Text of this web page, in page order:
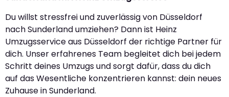
Du willst stressfrei und zuverlässig von Düsseldorf
nach Sunderland umziehen? Dann ist Heinz
Umzugsservice aus Düsseldorf der richtige Partner für
dich. Unser erfahrenes Team begleitet dich bei jedem
Schritt deines Umzugs und sorgt dafür, dass du dich
auf das Wesentliche konzentrieren kannst: dein neues
Zuhause in Sunderland.